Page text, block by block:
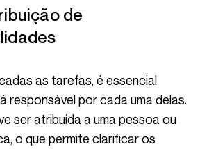
responsável por cada uma delas.
ser atribuída a uma pessoa ou
o que permite clarificar os